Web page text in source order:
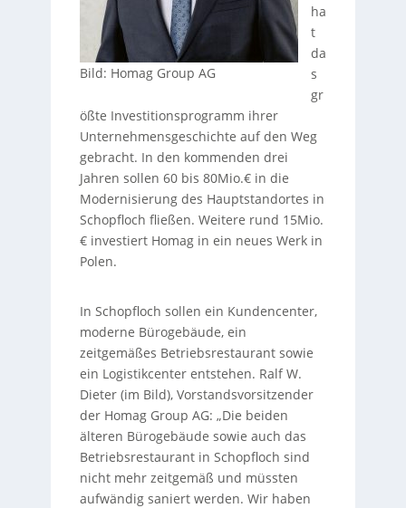
Bild: Homag Group AG
ha
t
da
s
gr
ößte Investitionsprogramm ihrer
Unternehmensgeschichte auf den Weg
gebracht. In den kommenden drei
Jahren sollen 60 bis 80Mio.€ in die
Modernisierung des Hauptstandortes in
Schopfloch fließen. Weitere rund 15Mio.
€ investiert Homag in ein neues Werk in
Polen.
In Schopfloch sollen ein Kundencenter,
moderne Bürogebäude, ein
zeitgemäßes Betriebsrestaurant sowie
ein Logistikcenter entstehen. Ralf W.
Dieter (im Bild), Vorstandsvorsitzender
der Homag Group AG: „Die beiden
älteren Bürogebäude sowie auch das
Betriebsrestaurant in Schopfloch sind
nicht mehr zeitgemäß und müssten
aufwändig saniert werden. Wir haben